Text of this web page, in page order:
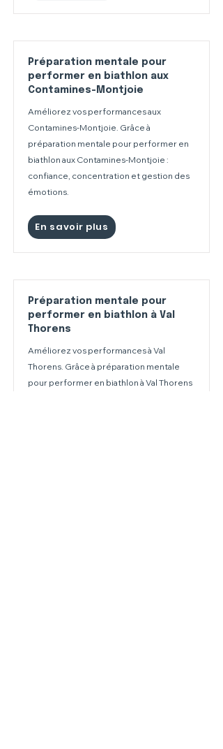
Préparation mentale pour
performer en biathlon aux
Contamines-Montjoie
Améliorez vos performances aux
Contamines-Montjoie. Grâce à
préparation mentale pour performer en
biathlon aux Contamines-Montjoie :
confiance, concentration et gestion des
émotions.
En savoir plus
Préparation mentale pour
performer en biathlon à Val
Thorens
Améliorez vos performances à Val
Thorens. Grâce à préparation mentale
pour performer en biathlon à Val Thorens